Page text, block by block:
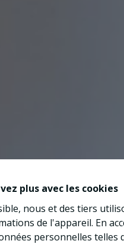
plus avec les cookies
nous et des tiers
de l'appareil. En
personnelles